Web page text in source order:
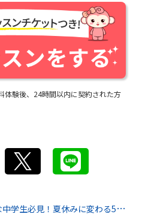
験後、24時間以内に契約された方
生必見！夏休みに変わる5つのステップ